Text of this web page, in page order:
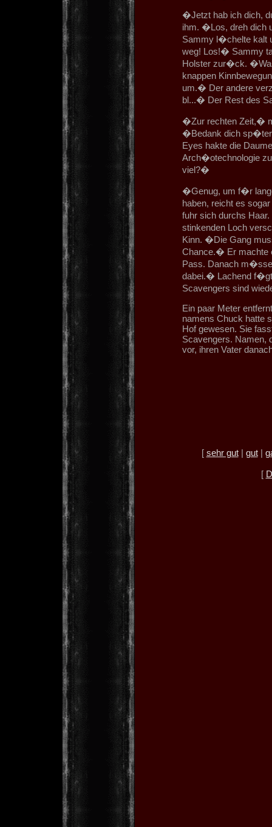
�Jetzt hab ich dich,
ihm. �Los, dreh dich
Sammy l�chelte kalt
weg! Los!� Sammy
Holster zur�ck.
knappen
um.� Der andere
bl...� Der Rest des
�Zur rechten Zeit,�
�Bedank dich
Eyes hakte die
Arch�otechnologie
viel?�
�Genug, um f�r
haben, reicht es
fuhr sich durchs
stinkenden Loch
Kinn. �Die Gang
Chance.� Er machte
Pass. Danach
dabei.� Lachend
Scavengers sind
Ein paar Meter
namens Chuck hatte
Hof gewesen. Sie
Scavengers. Namen,
vor, ihren Vater
[ sehr gut| gut|
[